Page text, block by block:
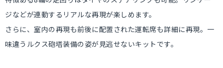
ジなどが連動するリアルな再現が楽しめます。
さらに、室内の再現も前後に配置された運転席も詳細に再現。一
味違うルクス砲塔装備の姿が見逃せないキットです。